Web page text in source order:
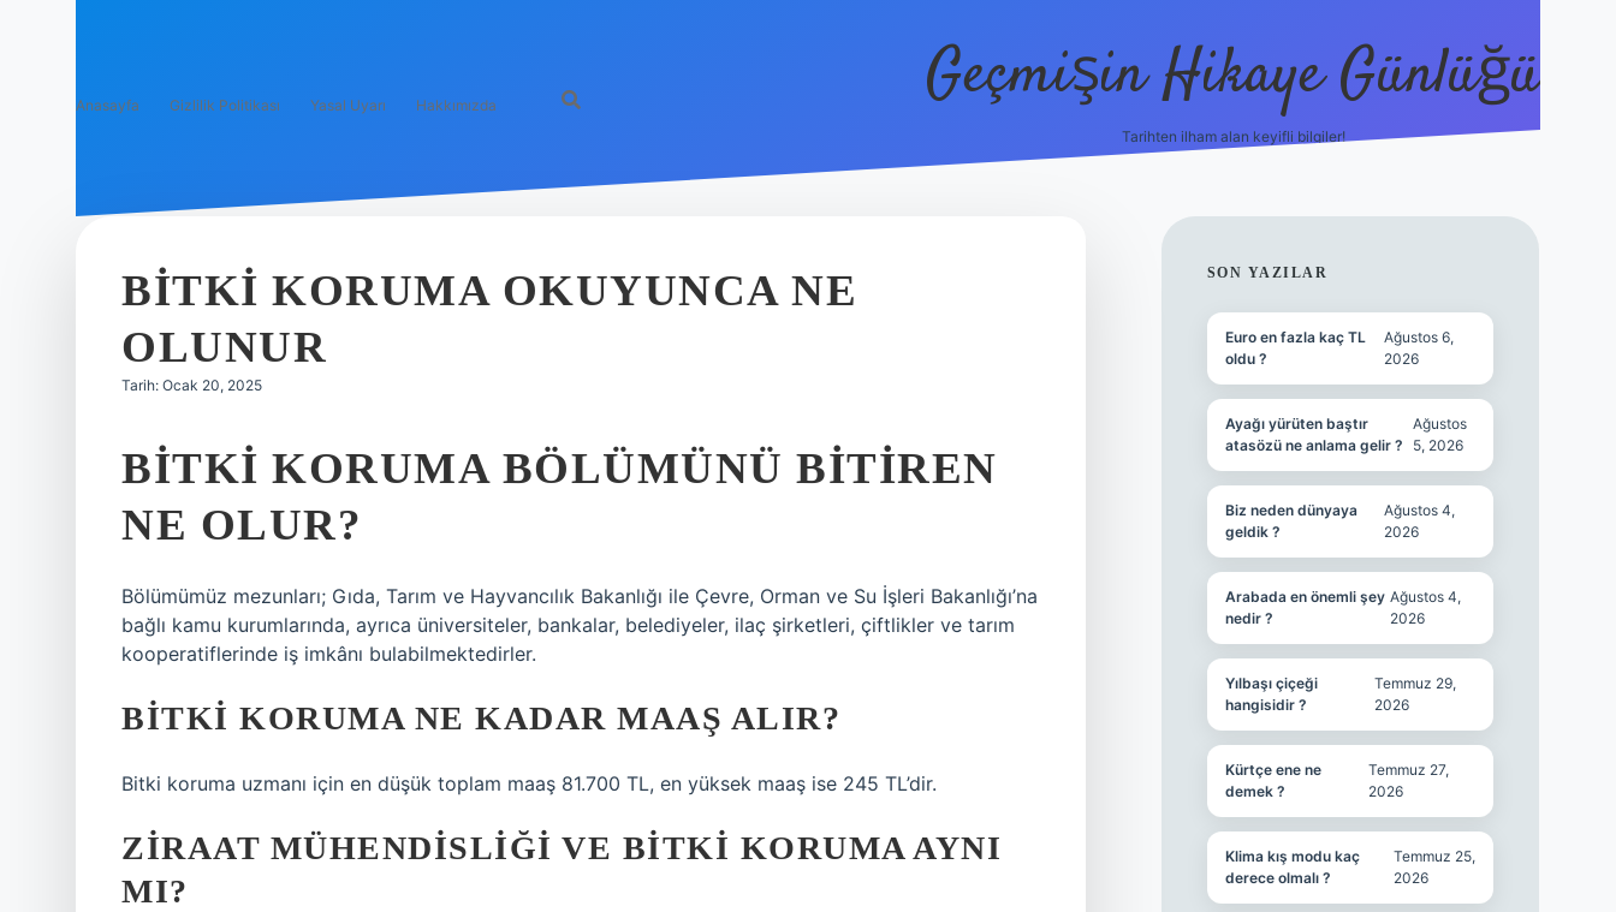
Anasayfa Gizlilik Politikası Yasal Uyarı Hakkımızda Geçmişin Hikaye Günlüğü
Tarihten ilham alan keyifli bilgiler!
BITKI KORUMA OKUYUNCA NE
OLUNUR
Tarih: Ocak 20, 2025
BITKI KORUMA BÖLÜMÜNÜ BITIREN
NE OLUR?
Bölümümüz mezunları; Gıda, Tarım ve Hayvancılık Bakanlığı ile Çevre, Orman ve Su İşleri Bakanlığı’na
bağlı kamu kurumlarında, ayrıca üniversiteler, bankalar, belediyeler, ilaç şirketleri, çiftlikler ve tarım
kooperatiflerinde iş imkânı bulabilmektedirler.
BITKI KORUMA NE KADAR MAAŞ ALIR?
Bitki koruma uzmanı için en düşük toplam maaş 81.700 TL, en yüksek maaş ise 245 TL’dir.
ZIRAAT MÜHENDISLIĞI VE BITKI KORUMA AYNI
MI?
SIDEBAR
SON YAZILAR
Euro en fazla kaç TL
oldu ?
Ağustos 6,
2026
Ayağı yürüten baştır
atasözü ne anlama gelir ?
Ağustos
5, 2026
Biz neden dünyaya
geldik ?
Ağustos 4,
2026
Arabada en önemli şey
nedir ?
Ağustos 4,
2026
Yılbaşı çiçeği
hangisidir ?
Temmuz 29,
2026
Kürtçe ene ne
demek ?
Temmuz 27,
2026
Klima kış modu kaç
derece olmalı ?
Temmuz 25,
2026
betbox giriş